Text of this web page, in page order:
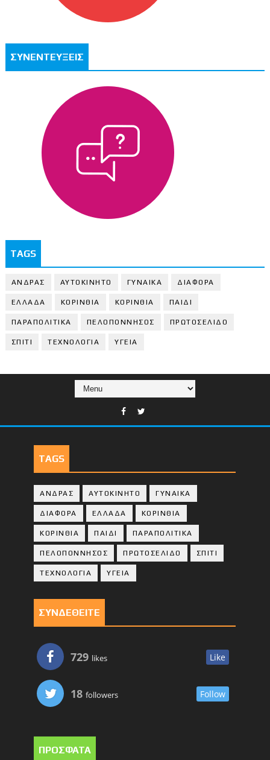
ΣΥΝΕΝΤΕΥΞΕΙΣ
TAGS
ΑΝΔΡΑΣ ΑΥΤΟΚΙΝΗΤΟ ΓΥΝΑΙΚΑ ΔΙΑΦΟΡΑ
ΕΛΛΑΔΑ ΚΟΡΙΝΘΙΑ ΚΟΡΙΝΘΙA ΠΑΙΔΙ
ΠΑΡΑΠΟΛΙΤΙΚΑ ΠΕΛΟΠΟΝΝΗΣΟΣ ΠΡΩΤΟΣΕΛΙΔΟ
ΣΠΙΤΙ ΤΕΧΝΟΛΟΓΙΑ ΥΓΕΙΑ
TAGS
ΑΝΔΡΑΣ ΑΥΤΟΚΙΝΗΤΟ ΓΥΝΑΙΚΑ
ΔΙΑΦΟΡΑ ΕΛΛΑΔΑ ΚΟΡΙΝΘΙΑ
ΚΟΡΙΝΘΙA ΠΑΙΔΙ ΠΑΡΑΠΟΛΙΤΙΚΑ
ΠΕΛΟΠΟΝΝΗΣΟΣ ΠΡΩΤΟΣΕΛΙΔΟ ΣΠΙΤΙ
ΤΕΧΝΟΛΟΓΙΑ ΥΓΕΙΑ
ΣΥΝΔΕΘΕΙΤΕ
729 likes Like
18 followers Follow
ΠΡΟΣΦΑΤΑ